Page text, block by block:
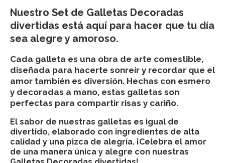
Nuestro Set de Galletas Decoradas
divertidas está aquí para hacer que tu día
sea alegre y amoroso.
Cada galleta es una obra de arte comestible,
diseñada para hacerte sonreír y recordar que el
amor también es diversión. Hechas con esmero
y decoradas a mano, estas galletas son
perfectas para compartir risas y cariño.
El sabor de nuestras galletas es igual de
divertido, elaborado con ingredientes de alta
calidad y una pizca de alegría. ¡Celebra el amor
de una manera única y alegre con nuestras